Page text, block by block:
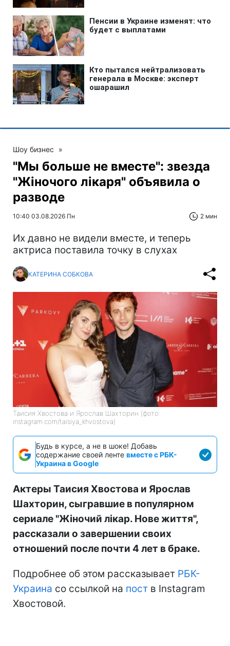
Шоу бизнес »
"Мы больше не вместе": звезда
"Жіночого лікаря" объявила о
разводе
10:40 03.08.2026 Пн 2 мин
Их давно не видели вместе, и теперь
актриса поставила точку в слухах
КАТЕРИНА СОБКОВА
Таисия Хвостова и Ярослав Шахторин (фото:
instagram.com/taisiya_khvostova)
Будь в курсе, а не в шоке! Добавь
содержание своей ленте вместе с РБК-
Украина в Google
Актеры Таисия Хвостова и Ярослав
Шахторин, сыгравшие в популярном
сериале "Жіночий лікар. Нове життя",
рассказали о завершении своих
отношений после почти 4 лет в браке.
Подробнее об этом рассказывает РБК-
Украина со ссылкой на пост в Instagram
Хвостовой.